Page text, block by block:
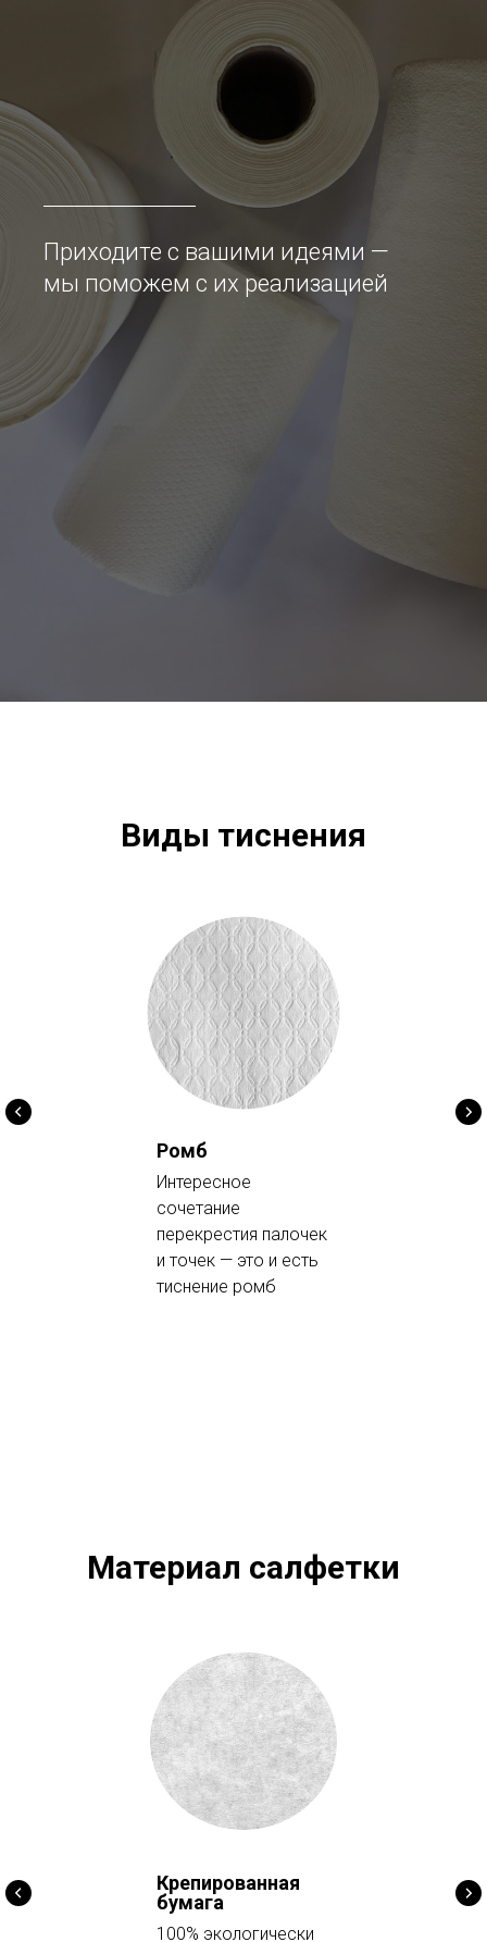
Приходите с вашими идеями —
мы поможем с их реализацией
Виды тиснения
Ромб
Интересное
сочетание
перекрестия палочек
и точек — это и есть
тиснение ромб
Материал салфетки
Крепированная
бумага
100% экологически